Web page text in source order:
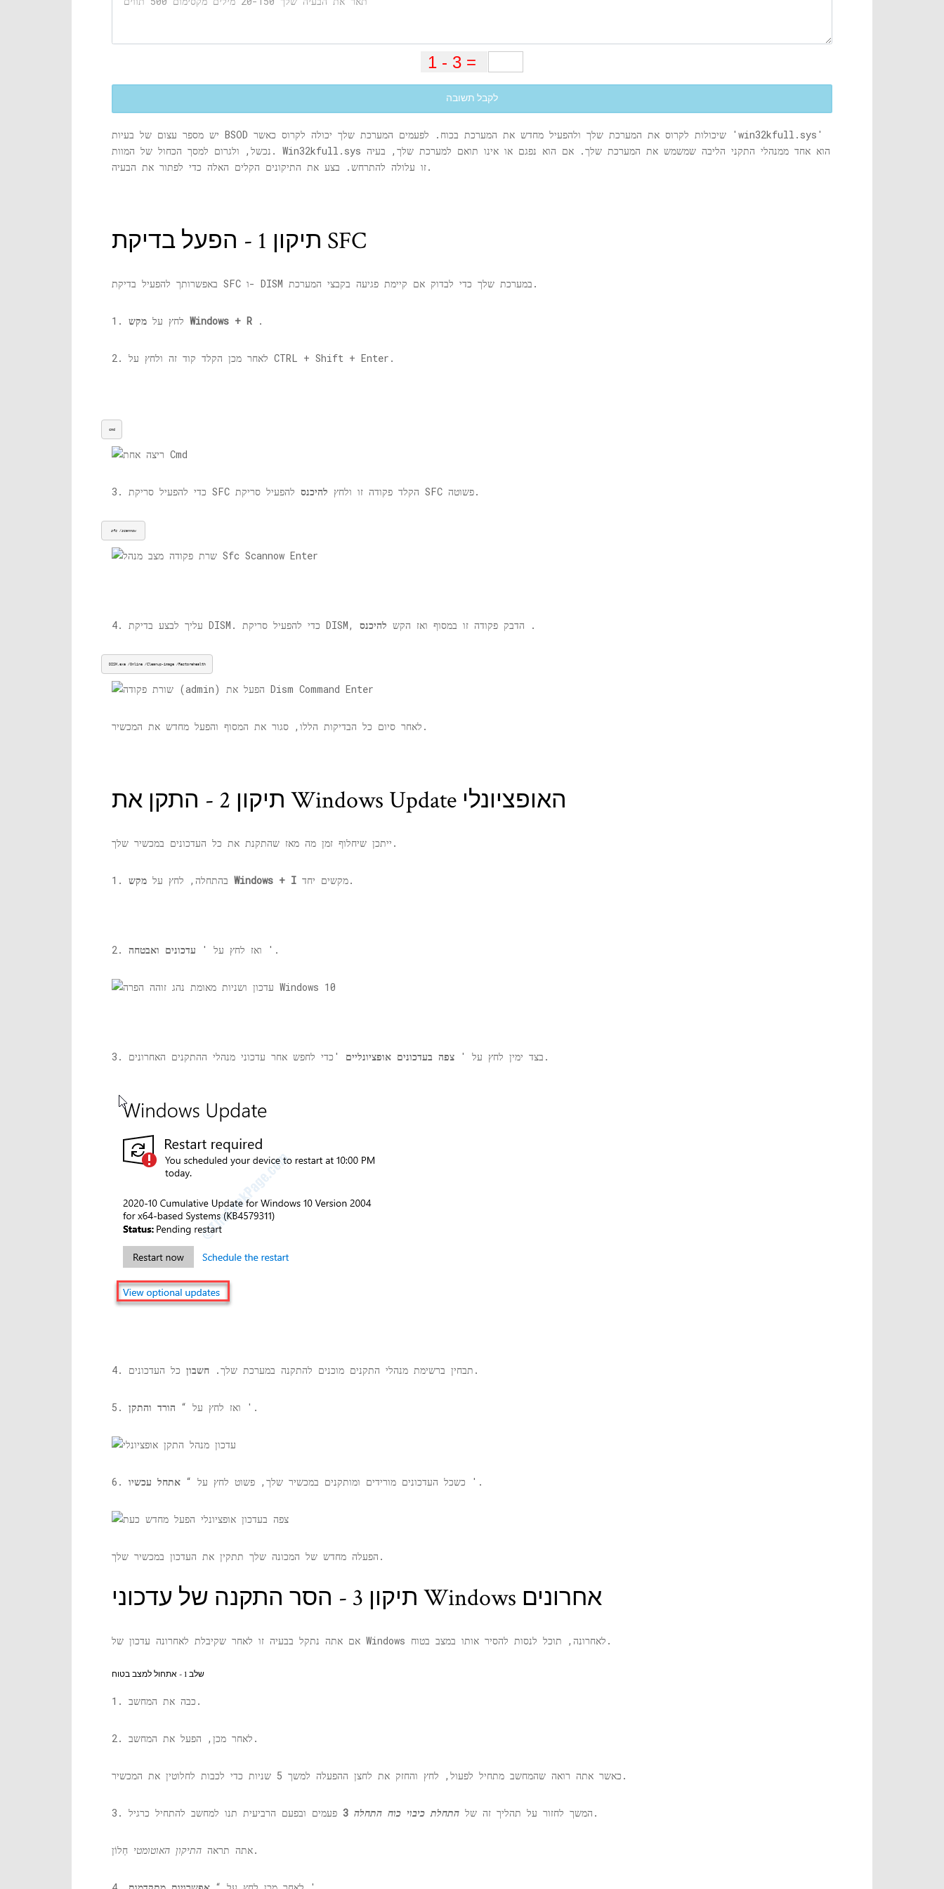
לקבל תשובה
יש מספר עצום של בעיות BSOD שיכולות לקרוס את המערכת שלך ולהפעיל מחדש את המערכת בכוח. לפעמים המערכת שלך יכולה לקרוס כאשר 'win32kfull.sys'
נכשל, ולגרום למסך הכחול של המוות. Win32kfull.sys הוא אחד ממנהלי התקני הליבה שמשמש את המערכת שלך. אם הוא נפגם או אינו תואם למערכת שלך, בעיה
זו עלולה להתרחש. בצע את התיקונים הקלים האלה כדי לפתור את הבעיה.
תיקון 1 - הפעל בדיקת SFC
באפשרותך להפעיל בדיקת SFC ו- DISM במערכת שלך כדי לבדוק אם קיימת פגיעה בקבצי המערכת.
1. לחץ על מקש Windows + R .
2. לאחר מכן הקלד קוד זה ולחץ על CTRL + Shift + Enter.
cmd
3. כדי להפעיל סריקת SFC הקלד פקודה זו ולחץ להיכנס להפעיל סריקת SFC פשוטה.
sfc /scannow
4. עליך לבצע בדיקת DISM. כדי להפעיל סריקת DISM, הדבק פקודה זו במסוף ואז הקש להיכנס .
DISM.exe /Online /Cleanup-image /Restorehealth
לאחר סיום כל הבדיקות הללו, סגור את המסוף והפעל מחדש את המכשיר.
תיקון 2 - התקן את Windows Update האופציונלי
ייתכן שיחלוף זמן מה מאז שהתקנת את כל העדכונים במכשיר שלך.
1. בהתחלה, לחץ על מקש Windows + I מקשים יחד.
2. ואז לחץ על ' עדכונים ואבטחה '.
3. בצד ימין לחץ על ' צפה בעדכונים אופציונליים 'כדי לחפש אחר עדכוני מנהלי ההתקנים האחרונים.
4. תבחין ברשימת מנהלי התקנים מוכנים להתקנה במערכת שלך. חשבון כל העדכונים.
5. ואז לחץ על “ הורד והתקן '.
6. כשכל העדכונים מורידים ומותקנים במכשיר שלך, פשוט לחץ על “ אתחל עכשיו '.
הפעלה מחדש של המכונה שלך תתקין את העדכון במכשיר שלך.
תיקון 3 - הסר התקנה של עדכוני Windows אחרונים
אם אתה נתקל בבעיה זו לאחר שקיבלת לאחרונה עדכון של Windows לאחרונה, תוכל לנסות להסיר אותו במצב בטוח.
שלב 1 - אתחול למצב בטוח
1. כבה את המחשב.
2. לאחר מכן, הפעל את המחשב.
כאשר אתה רואה שהמחשב מתחיל לפעול, לחץ והחזק את לחצן ההפעלה למשך 5 שניות כדי לכבות לחלוטין את המכשיר.
3. המשך לחזור על תהליך זה של התחלת כיבוי כוח התחלה 3 פעמים ובפעם הרביעית תנו למחשב להתחיל כרגיל.
אתה תראה התיקון האוטומטי חַלוֹן.